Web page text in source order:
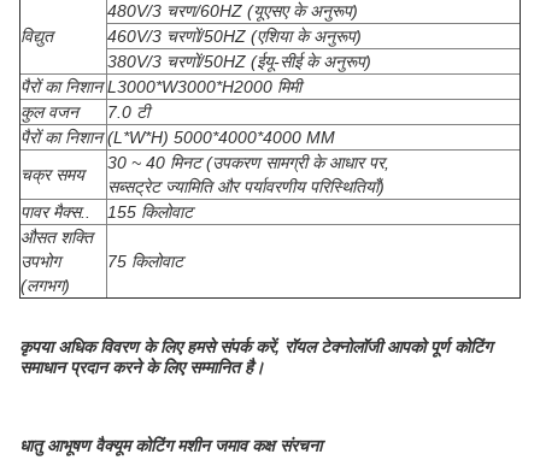
विद्युत
480V/3 चरण/60HZ (यूएसए के अनुरूप)
460V/3 चरणों/50HZ (एशिया के अनुरूप)
380V/3 चरणों/50HZ (ईयू-सीई के अनुरूप)
पैरों का निशान L3000*W3000*H2000 मिमी
कुल वजन
7.0 टी
पैरों का निशान (L*W*H) 5000*4000*4000 MM
चक्र समय
30 ~ 40 मिनट (उपकरण सामग्री के आधार पर,
सब्सट्रेट ज्यामिति और पर्यावरणीय परिस्थितियाँ)
पावर मैक्स..
155 किलोवाट
औसत शक्ति
उपभोग
(लगभग)
75 किलोवाट
कृपया अधिक विवरण के लिए हमसे संपर्क करें, रॉयल टेक्नोलॉजी आपको पूर्ण कोटिंग
समाधान प्रदान करने के लिए सम्मानित है।
धातु आभूषण वैक्यूम कोटिंग मशीन जमाव कक्ष संरचना